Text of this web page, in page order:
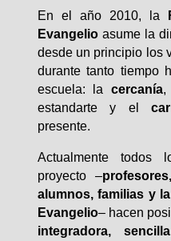
En el año 2010, la
Evangelioasume la
desde un principio los
durante tanto tiempo
escuela: lacercanía,
estandarte y el
presente.
Actualmente todos
proyecto –
alumnos, familias y
Evangelio– hacen
integradora,